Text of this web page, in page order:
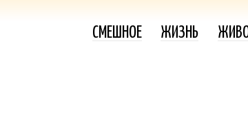
СМЕШНОЕ ЖИЗНЬ